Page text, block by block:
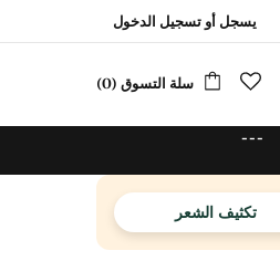
يسجل أو تسجيل الدخول
سلة التسوق (0)
---
تكثيف الشعر